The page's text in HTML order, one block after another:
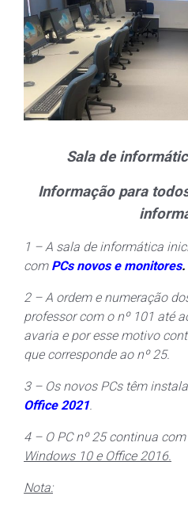
Sala de
Informação para
1 – A sala de informática
com PCs novos e monitores.
2 – A ordem e numeração
professor com o nº 101 até
avaria e por esse motivo
que corresponde ao nº 25.
3 – Os novos PCs têm
Office 2021.
4 – O PC nº 25 continua
Windows 10 e Office 2016.
Nota: